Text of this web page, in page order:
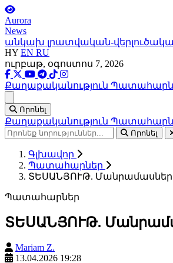
Aurora
News
անկախ լրատվական-
HY EN RU
ուրբաթ, օգոստոս 7, 2026
Քաղաքականություն
Որոնել
Քաղաքականություն
Որոնել
Գլխավոր
Պատահարներ
ՏԵՍԱՆՅՈՒԹ. Մանրամասներ
Պատահարներ
ՏԵՍԱՆՅՈՒԹ.
Mariam Z.
13.04.2026 19:28